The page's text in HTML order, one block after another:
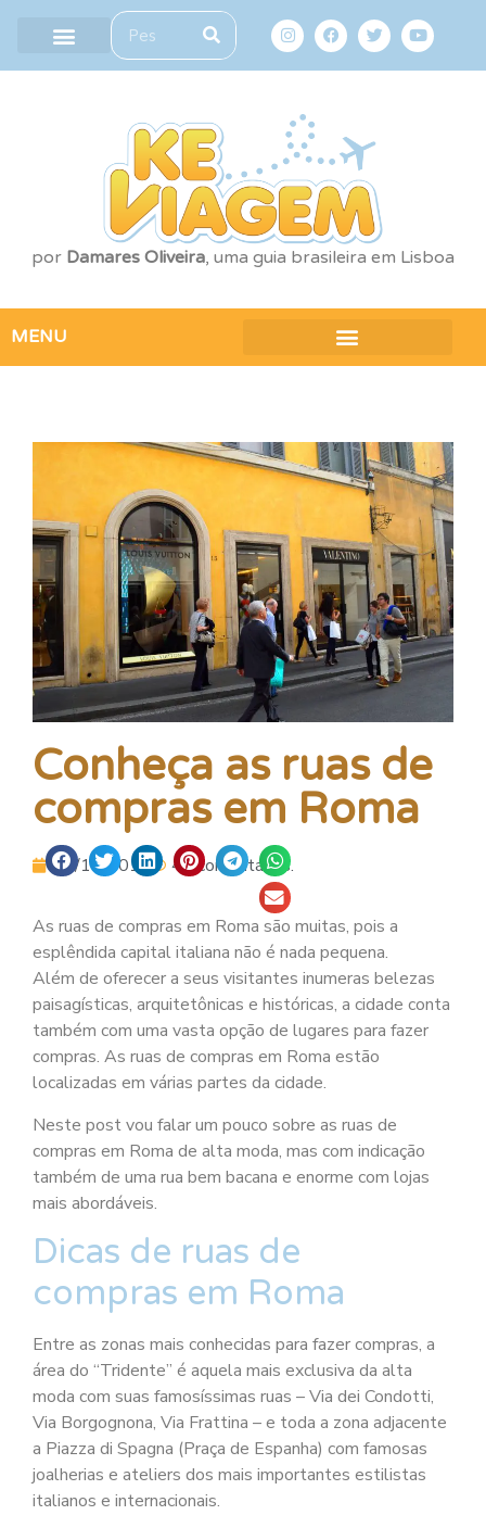
por Damares Oliveira, uma guia brasileira em Lisboa
MENU
Conheça as ruas de
compras em Roma
13/12/2014 40 comentários.
As ruas de compras em Roma são muitas, pois a
esplêndida capital italiana não é nada pequena.
Além de oferecer a seus visitantes inumeras belezas
paisagísticas, arquitetônicas e históricas, a cidade conta
também com uma vasta opção de lugares para fazer
compras. As ruas de compras em Roma estão
localizadas em várias partes da cidade.
Neste post vou falar um pouco sobre as ruas de
compras em Roma de alta moda, mas com indicação
também de uma rua bem bacana e enorme com lojas
mais abordáveis.
Dicas de ruas de
compras em Roma
Entre as zonas mais conhecidas para fazer compras, a
área do “Tridente” é aquela mais exclusiva da alta
moda com suas famosíssimas ruas – Via dei Condotti,
Via Borgognona, Via Frattina – e toda a zona adjacente
a Piazza di Spagna (Praça de Espanha) com famosas
joalherias e ateliers dos mais importantes estilistas
italianos e internacionais.